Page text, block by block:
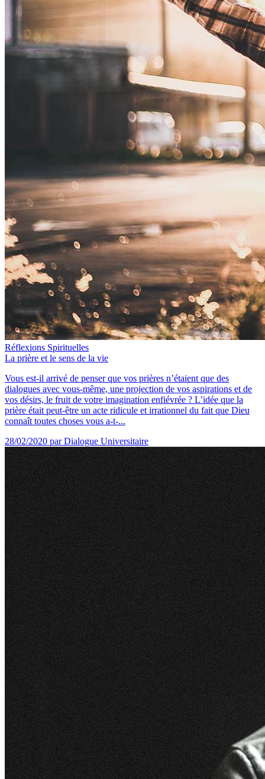
Réflexions Spirituelles
La prière et le sens de la vie
Vous est-il arrivé de penser que vos prières n’étaient que des
dialogues avec vous-même, une projection de vos aspirations et de
vos désirs, le fruit de votre imagination enfiévrée ? L’idée que la
prière était peut-être un acte ridicule et irrationnel du fait que Dieu
connaît toutes choses vous a-t-...
28/02/2020 par Dialogue Universitaire